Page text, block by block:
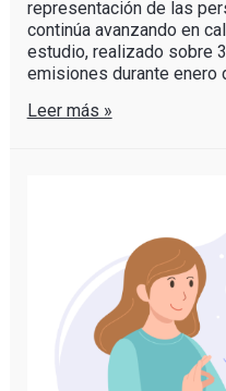
representación de las
continúa avanzando en
estudio, realizado sobre
emisiones durante enero
Leer más »